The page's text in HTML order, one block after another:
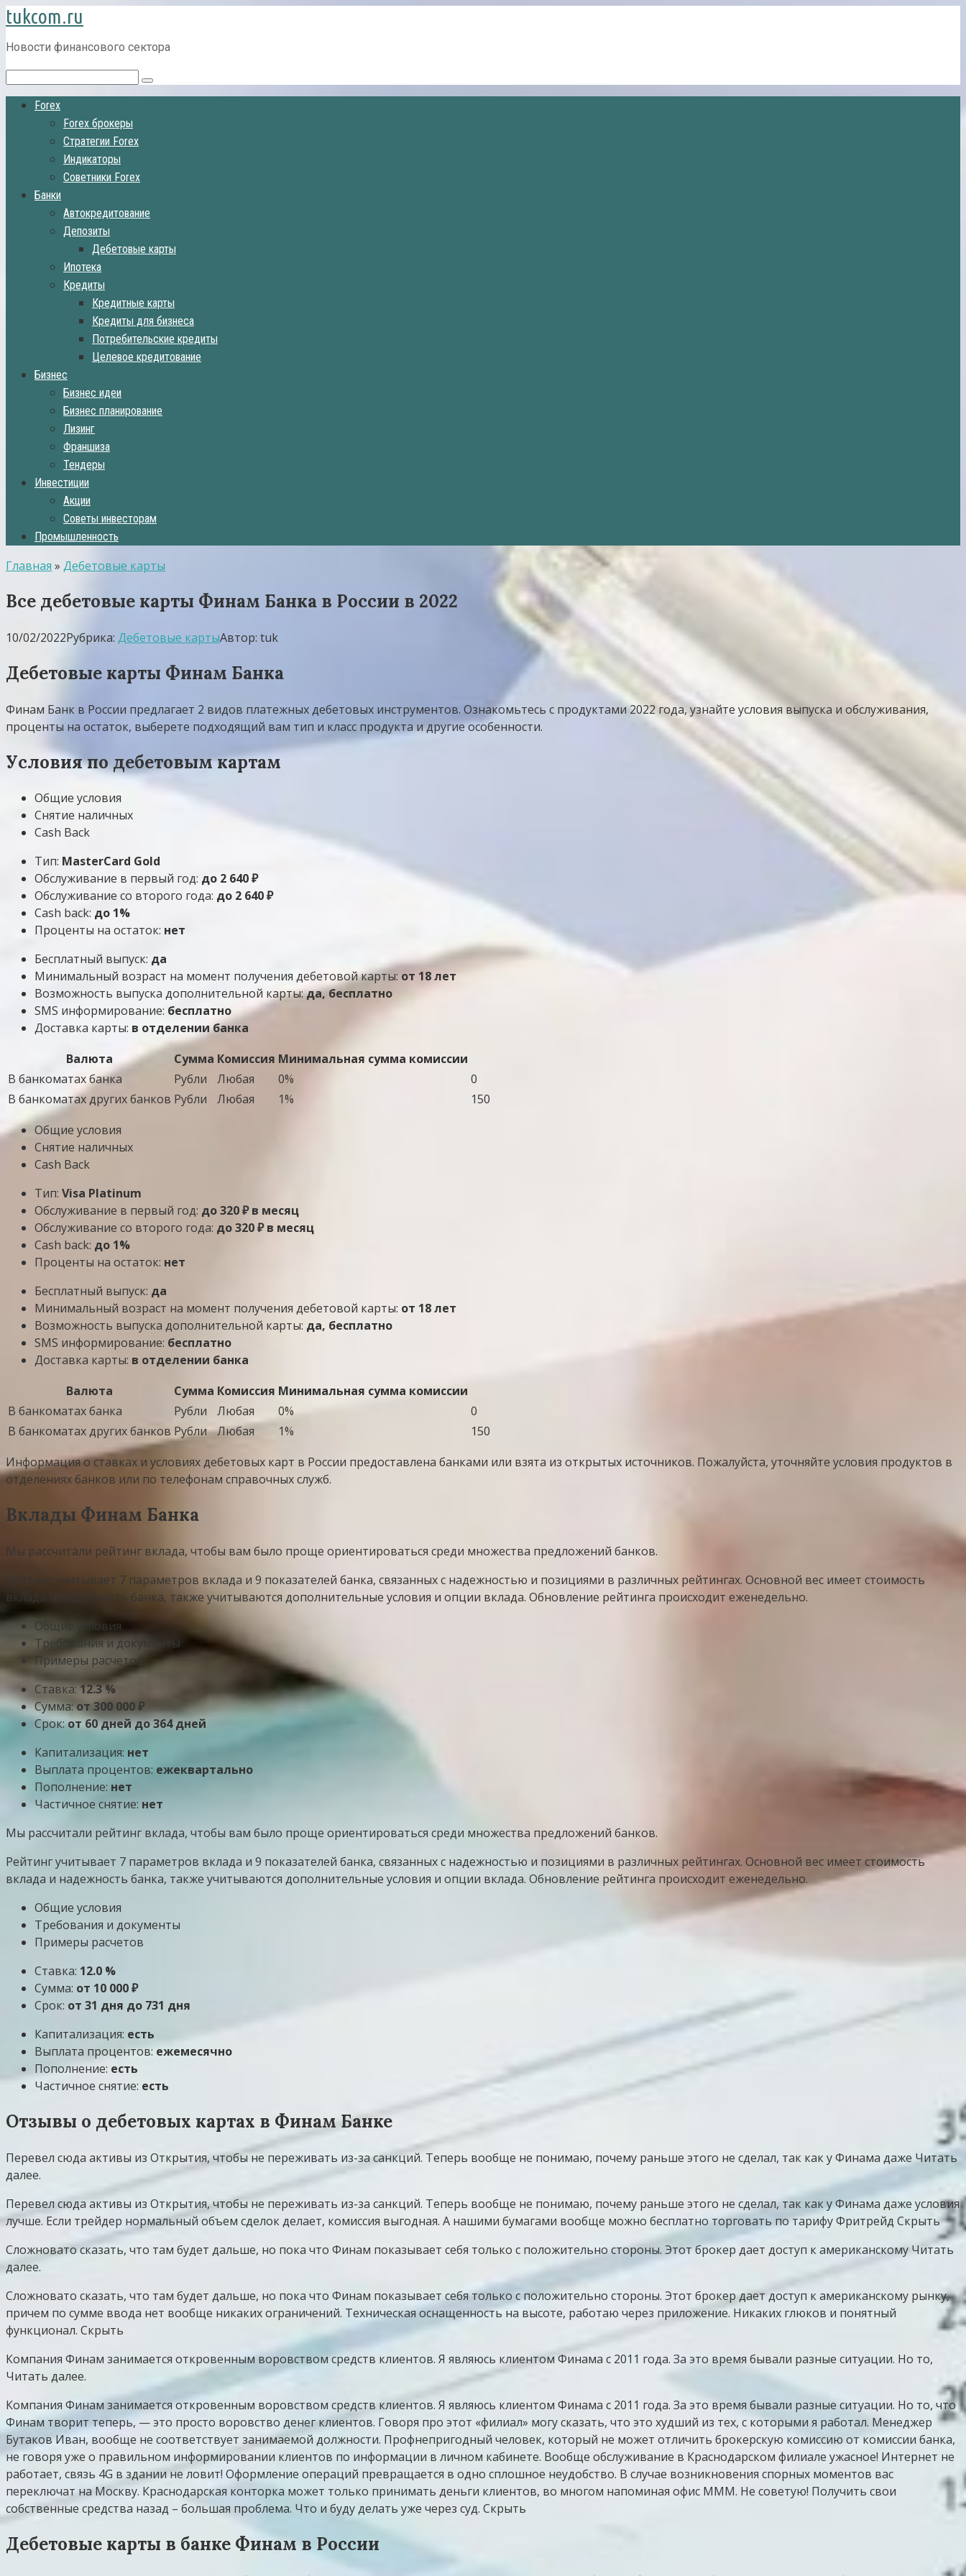
Перейти
к
контенту
tukcom.ru
Новости финансового сектора
Поиск:
Forex
Forex брокеры
Стратегии Forex
Индикаторы
Советники Forex
Банки
Автокредитование
Депозиты
Дебетовые карты
Ипотека
Кредиты
Кредитные карты
Кредиты для бизнеса
Потребительские кредиты
Целевое кредитование
Бизнес
Бизнес идеи
Бизнес планирование
Лизинг
Франшиза
Тендеры
Инвестиции
Акции
Советы инвесторам
Промышленность
Главная » Дебетовые карты
Все дебетовые карты Финам Банка в России в 2022
10/02/2022Рубрика: Дебетовые картыАвтор: tuk
Дебетовые карты Финам Банка
Финам Банк в России предлагает 2 видов платежных дебетовых инструментов. Ознакомьтесь с продуктами 2022 года, узнайте условия выпуска и обслуживания,
проценты на остаток, выберете подходящий вам тип и класс продукта и другие особенности.
Условия по дебетовым картам
Общие условия
Снятие наличных
Cash Back
Тип: MasterСard Gold
Обслуживание в первый год: до 2 640 ₽
Обслуживание со второго года: до 2 640 ₽
Cash back: до 1%
Проценты на остаток: нет
Бесплатный выпуск: да
Минимальный возраст на момент получения дебетовой карты: от 18 лет
Возможность выпуска дополнительной карты:да, бесплатно
SMS информирование: бесплатно
Доставка карты: в отделении банка
Валюта
Сумма Комиссия Минимальная сумма комиссии
В банкоматах банка
Рубли Любая 0%
0
В банкоматах других банков Рубли Любая 1%
150
Общие условия
Снятие наличных
Cash Back
Тип: Visa Platinum
Обслуживание в первый год: до 320 ₽ в месяц
Обслуживание со второго года: до 320 ₽ в месяц
Cash back: до 1%
Проценты на остаток: нет
Бесплатный выпуск: да
Минимальный возраст на момент получения дебетовой карты: от 18 лет
Возможность выпуска дополнительной карты: да, бесплатно
SMS информирование: бесплатно
Доставка карты: в отделении банка
Валюта
Сумма Комиссия Минимальная сумма комиссии
В банкоматах банка
Рубли Любая 0%
0
В банкоматах других банков Рубли Любая 1%
150
Информация о ставках и условиях дебетовых карт в России предоставлена банками или взята из открытых источников. Пожалуйста, уточняйте условия продуктов в
отделениях банков или по телефонам справочных служб.
Вклады Финам Банка
Мы рассчитали рейтинг вклада, чтобы вам было проще ориентироваться среди множества предложений банков.
Рейтинг учитывает 7 параметров вклада и 9 показателей банка, связанных с надежностью и позициями в различных рейтингах. Основной вес имеет стоимость
вклада и надежность банка, также учитываются дополнительные условия и опции вклада. Обновление рейтинга происходит еженедельно.
Общие условия
Требования и документы
Примеры расчетов
Ставка:12.3 %
Сумма:от 300 000 ₽
Срок:от 60 дней до 364 дней
Капитализация: нет
Выплата процентов: ежеквартально
Пополнение: нет
Частичное снятие: нет
Мы рассчитали рейтинг вклада, чтобы вам было проще ориентироваться среди множества предложений банков.
Рейтинг учитывает 7 параметров вклада и 9 показателей банка, связанных с надежностью и позициями в различных рейтингах. Основной вес имеет стоимость
вклада и надежность банка, также учитываются дополнительные условия и опции вклада. Обновление рейтинга происходит еженедельно.
Общие условия
Требования и документы
Примеры расчетов
Ставка: 12.0 %
Сумма: от 10 000 ₽
Срок: от 31 дня до 731 дня
Капитализация: есть
Выплата процентов: ежемесячно
Пополнение: есть
Частичное снятие: есть
Отзывы о дебетовых картах в Финам Банке
Перевел сюда активы из Открытия, чтобы не переживать из-за санкций. Теперь вообще не понимаю, почему раньше этого не сделал, так как у Финама даже Читать
далее.
Перевел сюда активы из Открытия, чтобы не переживать из-за санкций. Теперь вообще не понимаю, почему раньше этого не сделал, так как у Финама даже условия
лучше. Если трейдер нормальный объем сделок делает, комиссия выгодная. А нашими бумагами вообще можно бесплатно торговать по тарифу Фритрейд Скрыть
Сложновато сказать, что там будет дальше, но пока что Финам показывает себя только с положительно стороны. Этот брокер дает доступ к американскому Читать
далее.
Сложновато сказать, что там будет дальше, но пока что Финам показывает себя только с положительно стороны. Этот брокер дает доступ к американскому рынку,
причем по сумме ввода нет вообще никаких ограничений. Техническая оснащенность на высоте, работаю через приложение. Никаких глюков и понятный
функционал. Скрыть
Компания Финам занимается откровенным воровством средств клиентов. Я являюсь клиентом Финама с 2011 года. За это время бывали разные ситуации. Но то,
Читать далее.
Компания Финам занимается откровенным воровством средств клиентов. Я являюсь клиентом Финама с 2011 года. За это время бывали разные ситуации. Но то, что
Финам творит теперь, — это просто воровство денег клиентов. Говоря про этот «филиал» могу сказать, что это худший из тех, с которыми я работал. Менеджер
Бутаков Иван, вообще не соответствует занимаемой должности. Профнепригодный человек, который не может отличить брокерскую комиссию от комиссии банка,
не говоря уже о правильном информировании клиентов по информации в личном кабинете. Вообще обслуживание в Краснодарском филиале ужасное! Интернет не
работает, связь 4G в здании не ловит! Оформление операций превращается в одно сплошное неудобство. В случае возникновения спорных моментов вас
переключат на Москву. Краснодарская конторка может только принимать деньги клиентов, во многом напоминая офис МММ. Не советую! Получить свои
собственные средства назад – большая проблема. Что и буду делать уже через суд. Скрыть
Дебетовые карты в банке Финам в России